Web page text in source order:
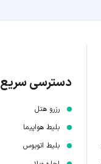
دسترسی سریع
رزرو هتل
بلیط هواپیما
بلیط اتوبوس